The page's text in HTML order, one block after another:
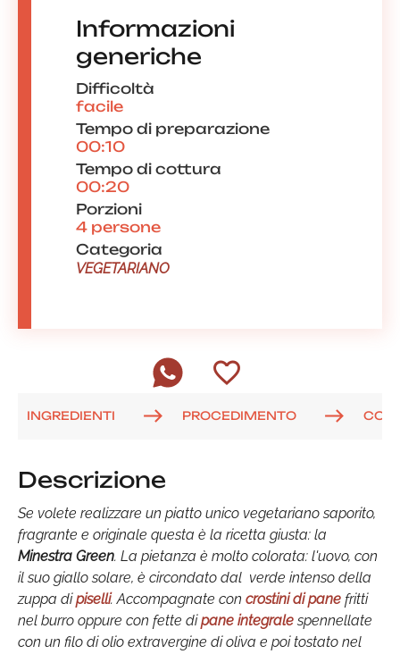
Informazioni
generiche
Difficoltà
facile
Tempo di preparazione
00:10
Tempo di cottura
00:20
Porzioni
4 persone
Categoria
VEGETARIANO
INGREDIENTI PROCEDIMENTO
Descrizione
Se volete realizzare un piatto unico vegetariano saporito,
fragrante e originale questa è la ricetta giusta: la
Minestra Green. La pietanza è molto colorata: l'uovo, con
il suo giallo solare, è circondato dal verde intenso della
zuppa dipiselli. Accompagnate con crostini di pane fritti
nel burro oppure con fette dipane integralespennellate
con un filo di olio extravergine di oliva e poi tostato nel